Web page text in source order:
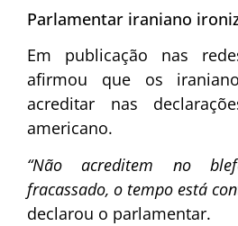
Parlamentar iraniano
Em publicação nas
afirmou que os
acreditar nas
americano.
“Não acreditem no
fracassado, o tempo está
declarou o parlamentar.